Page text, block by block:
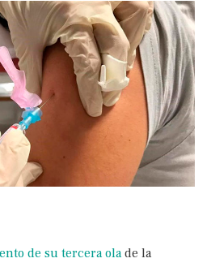
de su tercera olade la